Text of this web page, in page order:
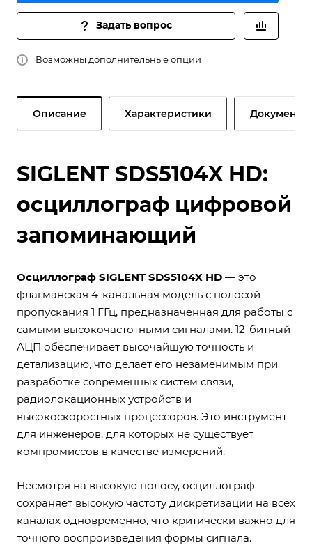
Задать вопрос
Возможны дополнительные опции
Описание Характеристики Документы
SIGLENT SDS5104X HD:
осциллограф цифровой
запоминающий
Осциллограф SIGLENT SDS5104X HD — это
флагманская 4-канальная модель с полосой
пропускания 1 ГГц, предназначенная для работы с
самыми высокочастотными сигналами. 12-битный
АЦП обеспечивает высочайшую точность и
детализацию, что делает его незаменимым при
разработке современных систем связи,
радиолокационных устройств и
высокоскоростных процессоров. Это инструмент
для инженеров, для которых не существует
компромиссов в качестве измерений.
Несмотря на высокую полосу, осциллограф
сохраняет высокую частоту дискретизации на всех
каналах одновременно, что критически важно для
точного воспроизведения формы сигнала.